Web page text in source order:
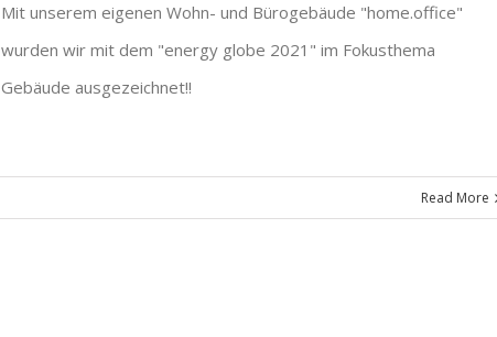
Mit unserem eigenen Wohn- und Bürogebäude "home.office"
wurden wir mit dem "energy globe 2021" im Fokusthema
Gebäude ausgezeichnet!!
Read More